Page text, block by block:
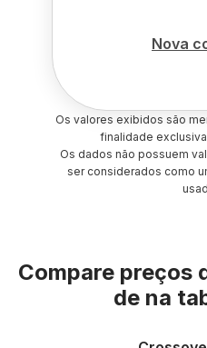
Nova
Os valores exibidos são
finalidade
Os dados não possuem
ser considerados como
Compare preços
de na